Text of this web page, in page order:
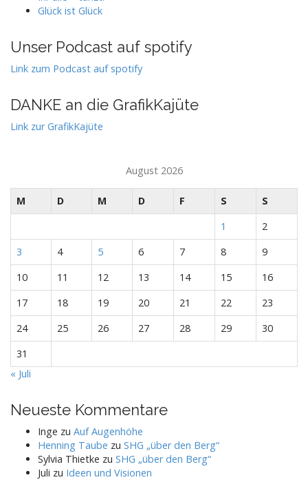
Glück ist Glück
Unser Podcast auf spotify
Link zum Podcast auf spotify
DANKE an die GrafikKajüte
Link zur GrafikKajüte
August 2026
M D M D F S
S
1
2
3
4 5 6 7 8
9
10
11 12 13 14 15
16
17
18 19 20 21 22
23
24
25 26 27 28 29
30
31
« Juli
Neueste Kommentare
Inge zu Auf Augenhöhe
Henning Taube zu SHG „über den Berg“
Sylvia Thietke zu SHG „über den Berg“
Juli zu Ideen und Visionen